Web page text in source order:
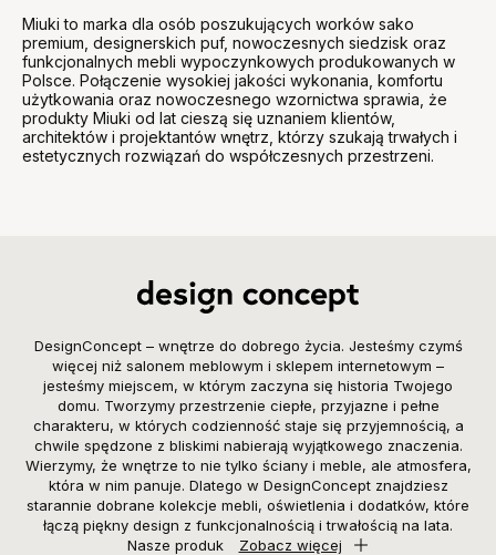
Miuki to marka dla osób poszukujących worków sako
premium, designerskich puf, nowoczesnych siedzisk oraz
funkcjonalnych mebli wypoczynkowych produkowanych w
Polsce. Połączenie wysokiej jakości wykonania, komfortu
użytkowania oraz nowoczesnego wzornictwa sprawia, że
produkty Miuki od lat cieszą się uznaniem klientów,
architektów i projektantów wnętrz, którzy szukają trwałych i
estetycznych rozwiązań do współczesnych przestrzeni.
DesignConcept – wnętrze do dobrego życia. Jesteśmy czymś
więcej niż salonem meblowym i sklepem internetowym –
jesteśmy miejscem, w którym zaczyna się historia Twojego
domu. Tworzymy przestrzenie ciepłe, przyjazne i pełne
charakteru, w których codzienność staje się przyjemnością, a
chwile spędzone z bliskimi nabierają wyjątkowego znaczenia.
Wierzymy, że wnętrze to nie tylko ściany i meble, ale atmosfera,
która w nim panuje. Dlatego w DesignConcept znajdziesz
starannie dobrane kolekcje mebli, oświetlenia i dodatków, które
łączą piękny design z funkcjonalnością i trwałością na lata.
Nasze produk
Zobacz więcej